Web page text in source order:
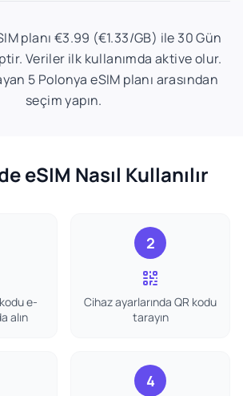
planı €3.99 (€1.33/GB) ile 30 Gün
Veriler ilk kullanımda aktive olur.
5 Polonya eSIM planı arasından
seçim yapın.
eSIM Nasıl Kullanılır
e-
alın
2
Cihaz ayarlarında QR kodu
tarayın
4